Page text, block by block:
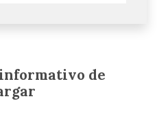
de